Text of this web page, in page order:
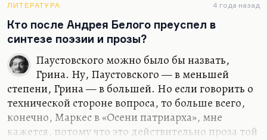
Андрея Белого с его завиральными
повествовательными идеями, с его энергией
повествовательной, с его приёмами. Белый был
гением, но почти нечитабелен. Пильняк гораздо
проще для усвоения. Он действительно ученик
Белого, тяжёлая ладонь Бугаева всё время…
ЛИТЕРАТУРА 4 года назад
Кто после Андрея Белого преуспел в
синтезе поэзии и прозы?
Паустовского можно было бы назвать,
Грина. Ну, Паустовского — в меньшей
степени, Грина — в большей. Но если говорить о
технической стороне вопроса, то больше всего,
конечно, Маркес в «Осени патриарха», мне
кажется, потому что это действительно проза той